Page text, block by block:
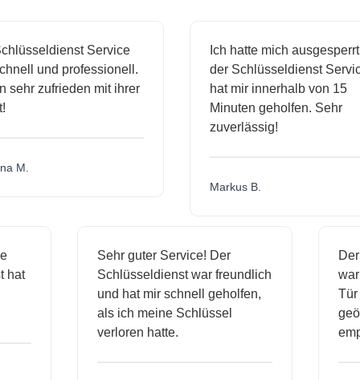
Service
und professionell.
sehr zufrieden mit ihrer
M.
Ich hatte mich ausgesperrt
der Schlüsseldienst
hat mir innerhalb von 15
Minuten geholfen. Sehr
zuverlässig!
Markus B.
hat
Sehr guter Service! Der
Schlüsseldienst war freundlich
und hat mir schnell geholfen,
als ich meine Schlüssel
verloren hatte.